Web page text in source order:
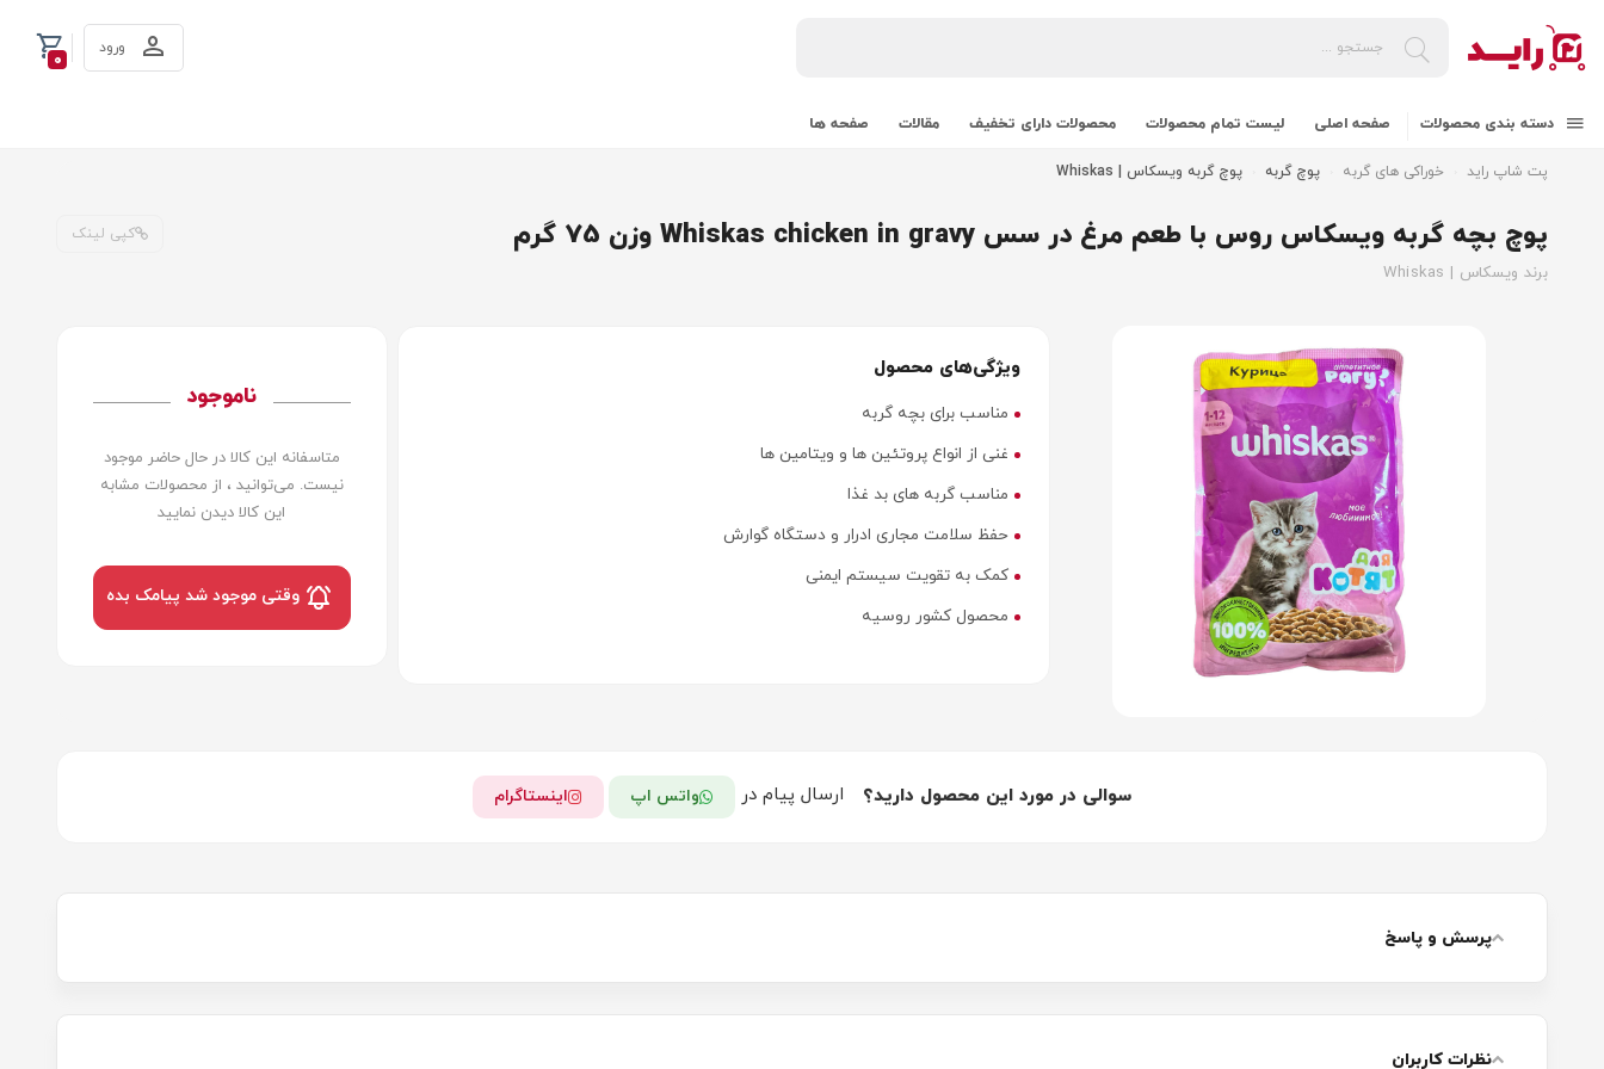
0
ورود
دسته بندی محصولات صفحه اصلی لیست تمام محصولات محصولات دارای تخفیف مقالات صفحه ها
پت شاپ راید خوراکی های گربه پوچ گربه پوچ گربه ویسکاس | Whiskas
پوچ بچه گربه ویسکاس روس با طعم مرغ در سس Whiskas chicken in gravy وزن 75 گرم کپی لینک
برند ویسکاس | Whiskas
ویژگی‌های محصول
مناسب برای بچه گربه‌
غنی از انواع پروتئین ها و ویتامین ها
مناسب گربه های بد غذا
حفظ سلامت مجاری ادرار و دستگاه گوارش
کمک به تقویت سیستم ایمنی
محصول کشور روسیه
ناموجود
متاسفانه این کالا در حال حاضر موجود
نیست. می‌توانید ، از محصولات مشابه
این کالا دیدن نمایید
وقتی موجود شد پیامک بده
سوالی در مورد این محصول دارید؟ ارسال پیام در واتس اپ اینستاگرام
پرسش و پاسخ
نظرات کاربران